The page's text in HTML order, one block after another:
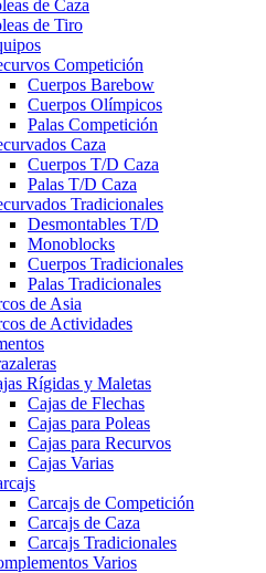
de Caza
de Tiro
Competición
Cuerpos Barebow
Cuerpos Olímpicos
Palas Competición
Caza
Cuerpos T/D Caza
Palas T/D Caza
Tradicionales
Desmontables T/D
Monoblocks
Cuerpos Tradicionales
Palas Tradicionales
de Asia
de Actividades
Rígidas y Maletas
Cajas de Flechas
Cajas para Poleas
Cajas para Recurvos
Cajas Varias
Carcajs de Competición
Carcajs de Caza
Carcajs Tradicionales
Varios